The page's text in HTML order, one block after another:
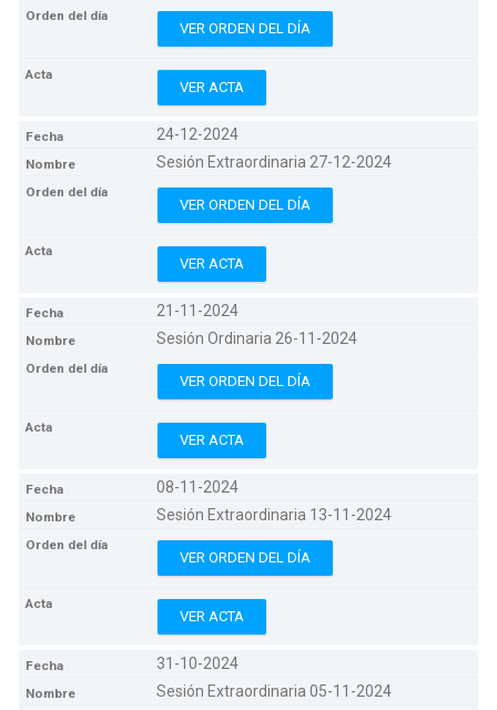
VER ORDEN DEL DÍA
VER ACTA
24-12-2024
Sesión Extraordinaria 27-12-2024
VER ORDEN DEL DÍA
VER ACTA
21-11-2024
Sesión Ordinaria 26-11-2024
VER ORDEN DEL DÍA
VER ACTA
08-11-2024
Sesión Extraordinaria 13-11-2024
VER ORDEN DEL DÍA
VER ACTA
31-10-2024
Sesión Extraordinaria 05-11-2024